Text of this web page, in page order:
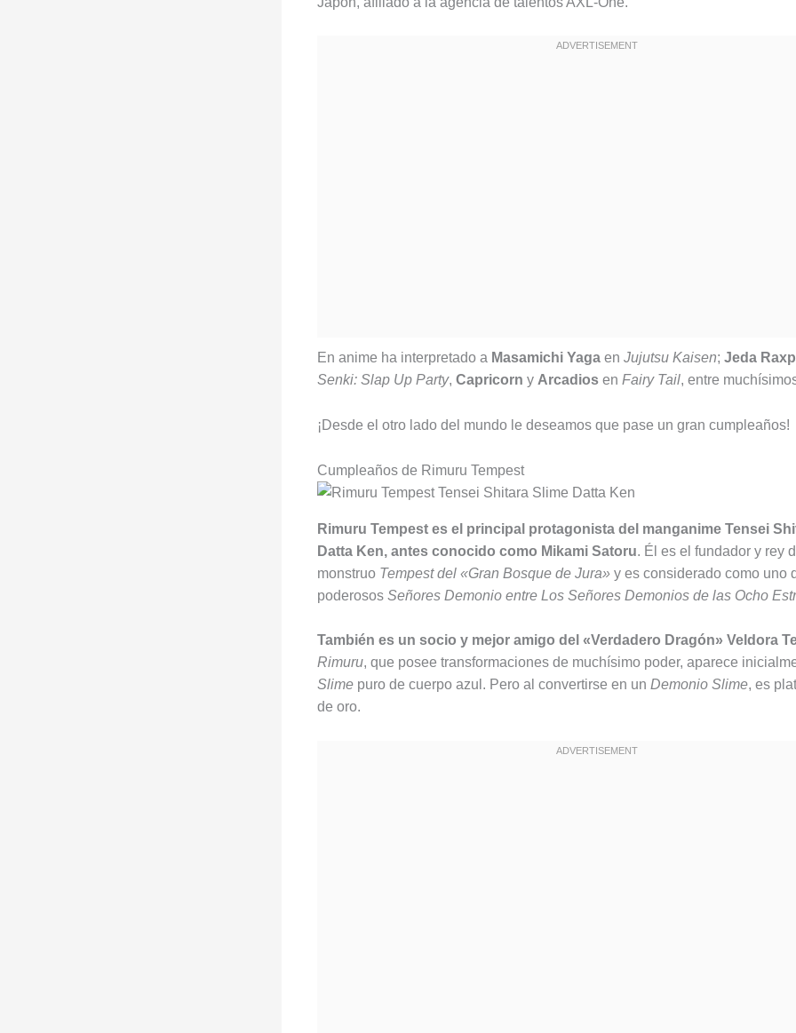
En anime ha interpretado a Masamichi Yaga en Jujutsu Kaisen; Jeda
Senki: Slap Up Party, Capricorn y Arcadios en Fairy Tail, entre
¡Desde el otro lado del mundo le deseamos que pase un gran cumpleaños!
Cumpleaños de Rimuru Tempest
Rimuru Tempest es el principal protagonista del manganime Tensei
Datta Ken, antes conocido como Mikami Satoru. Él es el fundador y rey
monstruo Tempest del «Gran Bosque de Jura» y es considerado como uno
poderosos Señores Demonio entre Los Señores Demonios de las Ocho
También es un socio y mejor amigo del «Verdadero Dragón» Veldora
Rimuru, que posee transformaciones de muchísimo poder, aparece
Slime puro de cuerpo azul. Pero al convertirse en un Demonio Slime, es
de oro.